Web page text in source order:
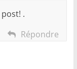
.
Répondre